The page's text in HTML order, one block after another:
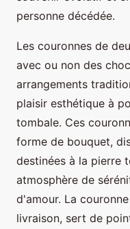
personne décédée.
Les couronnes de
avec ou non des
arrangements
plaisir esthétique à
tombale. Ces
forme de bouquet,
destinées à la pierre
atmosphère de
d'amour. La
livraison, sert de